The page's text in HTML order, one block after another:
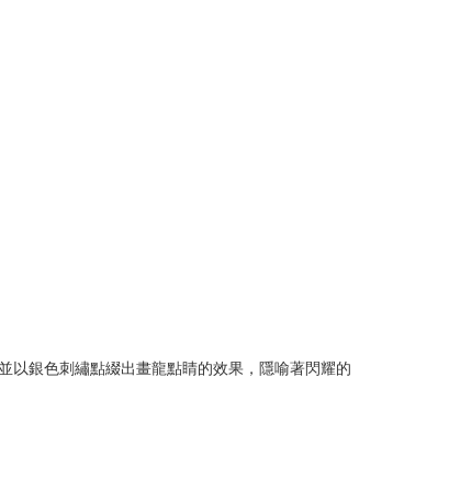
以銀色刺繡點綴出畫龍點睛的效果，隱喻著閃耀的